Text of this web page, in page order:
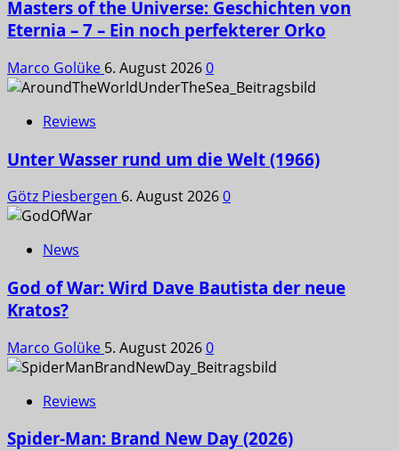
Masters of the Universe: Geschichten von
Eternia – 7 – Ein noch perfekterer Orko
Marco Golüke 6. August 20260
Reviews
Unter Wasser rund um die Welt (1966)
Götz Piesbergen 6. August 20260
News
God of War: Wird Dave Bautista der neue
Kratos?
Marco Golüke 5. August 20260
Reviews
Spider-Man: Brand New Day (2026)